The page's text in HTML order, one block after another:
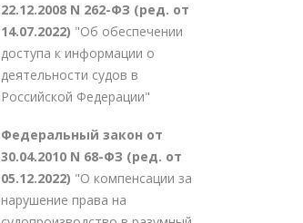
22.12.2008 N 262-ФЗ (ред. от
14.07.2022) "Об обеспечении
доступа к информации о
деятельности судов в
Российской Федерации"
Федеральный закон от
30.04.2010 N 68-ФЗ (ред. от
05.12.2022) "О компенсации за
нарушение права на